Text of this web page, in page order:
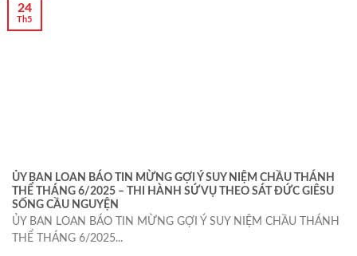
ỦY BAN LOAN BÁO TIN MỪNG GỢI Ý SUY NIỆM CHẦU THÁNH
THỂ THÁNG 6/2025 – THI HÀNH SỨ VỤ THEO SÁT ĐỨC GIÊSU
SỐNG CẦU NGUYỆN
ỦY BAN LOAN BÁO TIN MỪNG GỢI Ý SUY NIỆM CHẦU THÁNH
THỂ THÁNG 6/2025...
24
Th5